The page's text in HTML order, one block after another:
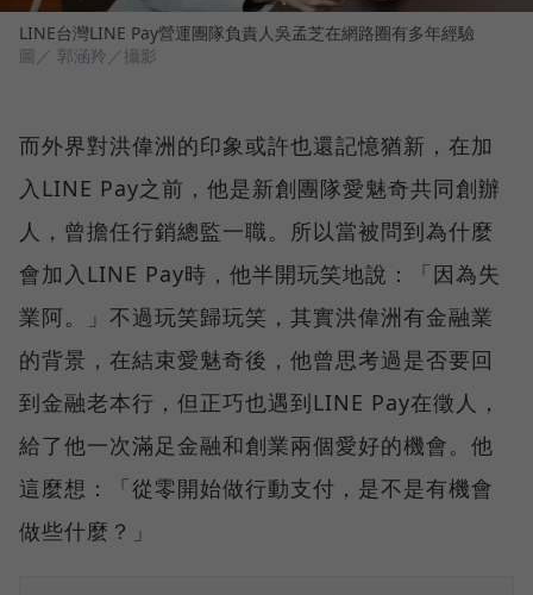
LINE台灣LINE Pay營運團隊負責人吳孟芝在網路圈有多年經驗
圖／ 郭涵羚／攝影
而外界對洪偉洲的印象或許也還記憶猶新，在加
入LINE Pay之前，他是新創團隊愛魅奇共同創辦
人，曾擔任行銷總監一職。所以當被問到為什麼
會加入LINE Pay時，他半開玩笑地說：「因為失
業阿。」不過玩笑歸玩笑，其實洪偉洲有金融業
的背景，在結束愛魅奇後，他曾思考過是否要回
到金融老本行，但正巧也遇到LINE Pay在徵人，
給了他一次滿足金融和創業兩個愛好的機會。他
這麼想：「從零開始做行動支付，是不是有機會
做些什麼？」